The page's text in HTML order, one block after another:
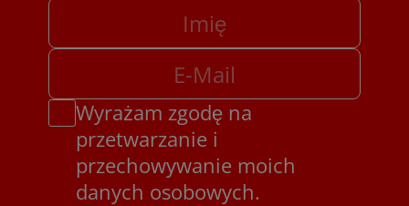
Wyrażam zgodę na
przetwarzanie i
przechowywanie moich
danych osobowych.